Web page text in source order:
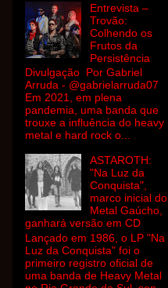
Entrevista –
Trovão:
Colhendo os
Frutos da
Persistência
Divulgação Por Gabriel
Arruda - @gabrielarruda07
Em 2021, em plena
pandemia, uma banda que
trouxe a influência do heavy
metal e hard rock o...
ASTAROTH:
"Na Luz da
Conquista",
marco inicial do
Metal Gaúcho,
ganhará versão em CD
Lançado em 1986, o LP "Na
Luz da Conquista" foi o
primeiro registro oficial de
uma banda de Heavy Metal